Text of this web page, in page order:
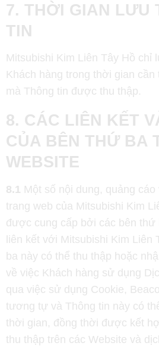
7. THỜI GIAN LƯU
TIN
Mitsubishi Kim Liên Tây Hồ chỉ
Khách hàng trong thời gian cần
mà Thông tin được thu thập.
8. CÁC LIÊN KẾT
CỦA BÊN THỨ BA
WEBSITE
8.1 Một số nội dung, quảng
trang web của Mitsubishi Kim
được cung cấp bởi các bên thứ
liên kết với Mitsubishi Kim Liên
ba này có thể thu thập hoặc
về việc Khách hàng sử dụng
qua việc sử dụng Cookie,
tương tự và Thông tin này có
thời gian, đồng thời được kết
thu thập trên các Website và